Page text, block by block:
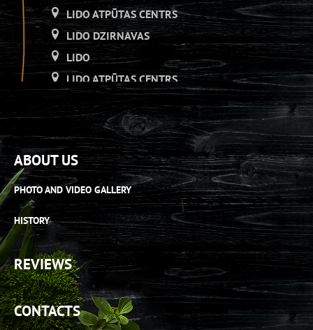
LIDO ATPŪTAS CENTRS
LIDO DZIRNAVAS
LIDO
LIDO ATPŪTAS CENTRS
LIDO DZIRNAVAS
LIDO ATPŪTAS CENTRS
LIDO DZIRNAVAS
LIDO RĪGA PLAZA
LIDO ATPŪTAS CENTRS
LIDO ORIGO
LIDO RĪGA PLAZA
LIDO ATPŪTAS CENTRS
LIDO AS[H]ais veikals
LIDO RĪGA PLAZA
ABOUT US
PHOTO AND VIDEO GALLERY
HISTORY
REVIEWS
CONTACTS